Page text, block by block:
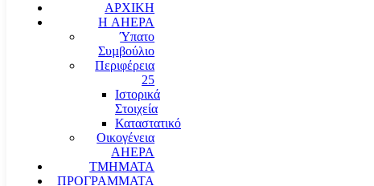
ΑΡΧΙΚΗ
Η AHEPA
Ύπατο
Συµβούλιο
Περιφέρεια
25
Ιστορικά
Στοιχεία
Καταστατικό
Οικογένεια
AHEPA
ΤΜΗΜΑΤΑ
ΠΡΟΓΡΑΜΜΑΤΑ